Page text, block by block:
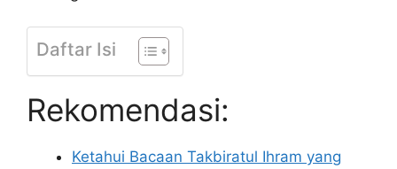
Daftar Isi
Rekomendasi:
Ketahui Bacaan Takbiratul Ihram yang